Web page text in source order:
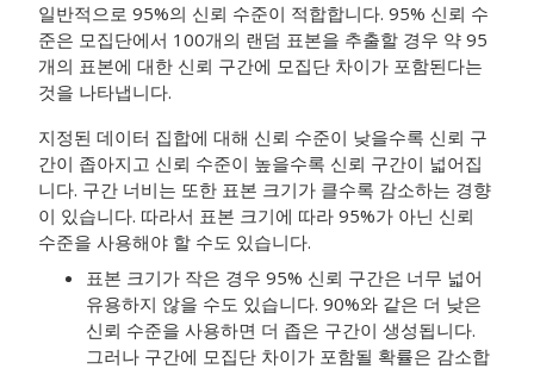
일반적으로 95%의 신뢰 수준이 적합합니다. 95% 신뢰 수
준은 모집단에서 100개의 랜덤 표본을 추출할 경우 약 95
개의 표본에 대한 신뢰 구간에 모집단 차이가 포함된다는
것을 나타냅니다.
지정된 데이터 집합에 대해 신뢰 수준이 낮을수록 신뢰 구
간이 좁아지고 신뢰 수준이 높을수록 신뢰 구간이 넓어집
니다. 구간 너비는 또한 표본 크기가 클수록 감소하는 경향
이 있습니다. 따라서 표본 크기에 따라 95%가 아닌 신뢰
수준을 사용해야 할 수도 있습니다.
표본 크기가 작은 경우 95% 신뢰 구간은 너무 넓어
유용하지 않을 수도 있습니다. 90%와 같은 더 낮은
신뢰 수준을 사용하면 더 좁은 구간이 생성됩니다.
그러나 구간에 모집단 차이가 포함될 확률은 감소합